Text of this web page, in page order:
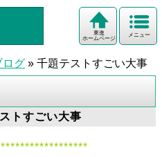
メニュー
東進
ホームページ
ログ » 千題テストすごい大事
トすごい大事